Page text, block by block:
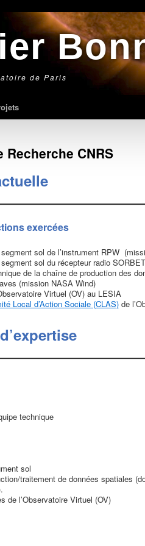
de Paris
Recherche CNRS
exercées
sol de l’instrument RPW
sol du récepteur radio
de la chaîne de production des
(mission NASA Wind)
Virtuel (OV) au LESIA
Local d’Action Sociale (CLAS)de
technique
sol
traitement de données spatiales
de l’Observatoire Virtuel (OV)